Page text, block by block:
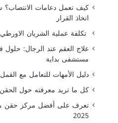
كيف تعمل دعامات
اتخاذ القرار
تكلفة عملية الشريان الاورطي
علاج العقم عند الرجال: حلول
مستشفى بداية
دليل الأمهات للتعامل مع
كل ما تريد معرفته حول
تعرف على أفضل مركز
2025